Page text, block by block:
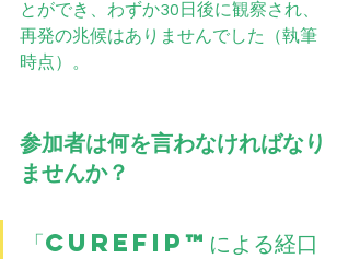
とができ、わずか30日後に観察され、
再発の兆候はありませんでした（執筆
時点）。
参加者は何を言わなければなり
ませんか？
「CUREFIP™による経口